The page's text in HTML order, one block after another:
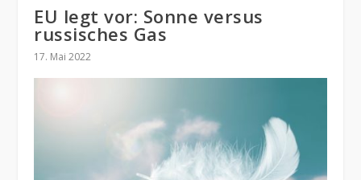
EU legt vor: Sonne versus
russisches Gas
17. Mai 2022